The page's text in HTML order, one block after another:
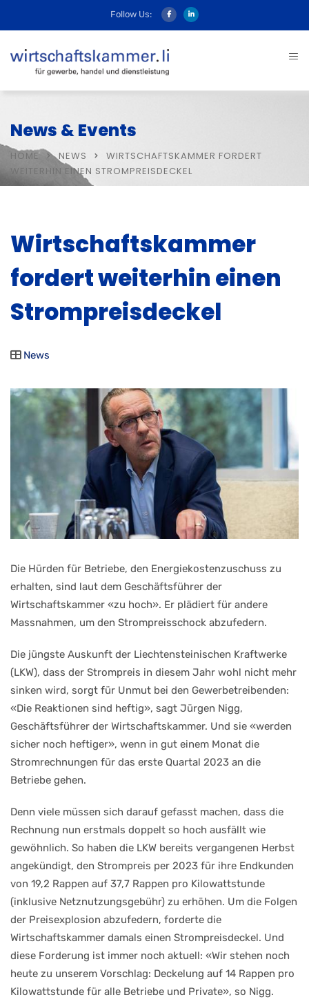
Follow Us:
News & Events
HOME NEWS
WIRTSCHAFTSKAMMER FORDERT
WEITERHIN EINEN STROMPREISDECKEL
Wirtschaftskammer
fordert weiterhin einen
Strompreisdeckel
News
Die Hürden für Betriebe, den Energiekostenzuschuss zu
erhalten, sind laut dem Geschäftsführer der
Wirtschaftskammer «zu hoch». Er plädiert für andere
Massnahmen, um den Strompreisschock abzufedern.
Die jüngste Auskunft der Liechtensteinischen Kraftwerke
(LKW), dass der Strompreis in diesem Jahr wohl nicht mehr
sinken wird, sorgt für Unmut bei den Gewerbetreibenden:
«Die Reaktionen sind heftig», sagt Jürgen Nigg,
Geschäftsführer der Wirtschaftskammer. Und sie «werden
sicher noch heftiger», wenn in gut einem Monat die
Stromrechnungen für das erste Quartal 2023 an die
Betriebe gehen.
Denn viele müssen sich darauf gefasst machen, dass die
Rechnung nun erstmals doppelt so hoch ausfällt wie
gewöhnlich. So haben die LKW bereits vergangenen Herbst
angekündigt, den Strompreis per 2023 für ihre Endkunden
von 19,2 Rappen auf 37,7 Rappen pro Kilowattstunde
(inklusive Netznutzungsgebühr) zu erhöhen. Um die Folgen
der Preisexplosion abzufedern, forderte die
Wirtschaftskammer damals einen Strompreisdeckel. Und
diese Forderung ist immer noch aktuell: «Wir stehen noch
heute zu unserem Vorschlag: Deckelung auf 14 Rappen pro
Kilowattstunde für alle Betriebe und Private», so Nigg.